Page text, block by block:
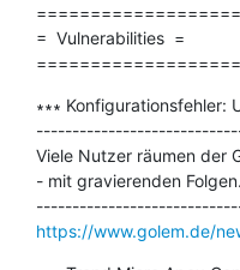
=  Vulnerabilities  =
∗∗∗ Konfigurationsfehler:
Viele Nutzer räumen der
- mit gravierenden Folgen.
https://www.golem.de/